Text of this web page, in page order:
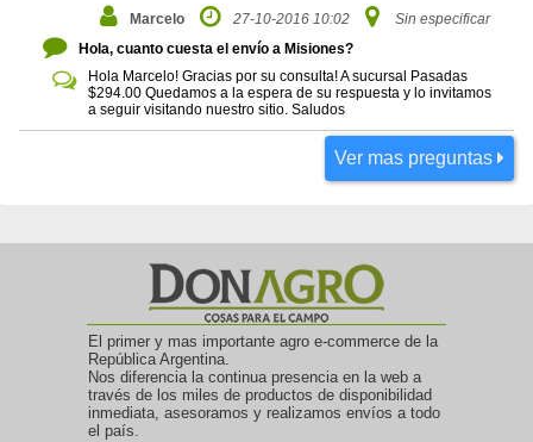
Marcelo 27-10-2016 10:02
Sin especificar
Hola, cuanto cuesta el envío a Misiones?
Hola Marcelo! Gracias por su consulta! A sucursal Pasadas
$294.00 Quedamos a la espera de su respuesta y lo invitamos
a seguir visitando nuestro sitio. Saludos
Ver mas preguntas
El primer y mas importante agro e-commerce de la
República Argentina.
Nos diferencia la continua presencia en la web a
través de los miles de productos de disponibilidad
inmediata, asesoramos y realizamos envíos a todo
el país.